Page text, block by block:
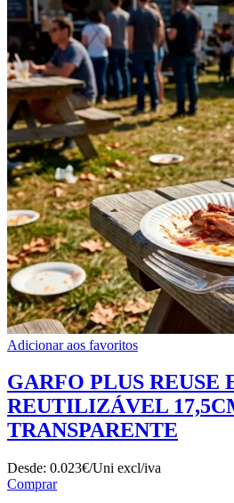
Adicionar aos favoritos
GARFO PLUS REUSE
REUTILIZÁVEL
TRANSPARENTE
Desde: 0.023€/Uni excl/iva
Comprar